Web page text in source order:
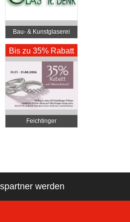
Bau- & Kunstglaserei
Denk
Bis zu 35% Rabatt
Feichtinger
Schmuckhandel
werden